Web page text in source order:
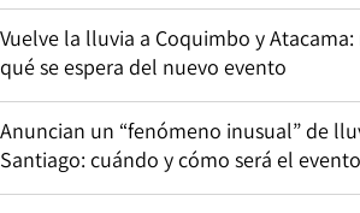
Vuelve la lluvia a Coquimbo y Atacama:
qué se espera del nuevo evento
Anuncian un “fenómeno inusual” de
Santiago: cuándo y cómo será el evento